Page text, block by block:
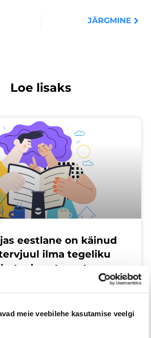
meie veebilehe kasutamise veelgi
JÄRGMINE
Loe lisaks
eestlane on käinud
ilma tegeliku